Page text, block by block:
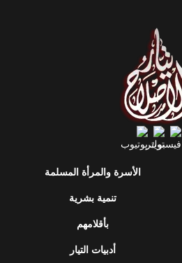
الأسرة والمرأة المسلمة
تنمية بشرية
بأقلامهم
أدبيات التيار